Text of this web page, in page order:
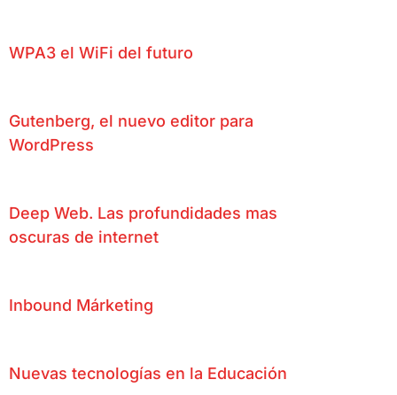
WPA3 el WiFi del futuro
Gutenberg, el nuevo editor para
WordPress
Deep Web. Las profundidades mas
oscuras de internet
Inbound Márketing
Nuevas tecnologías en la Educación